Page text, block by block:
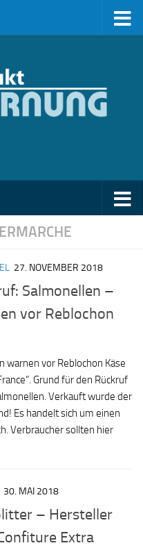
27. NOVEMBER 2018
Salmonellen –
vor Reblochon
warnen vor Reblochon Käse
Grund für den Rückruf
Verkauft wurde der
Es handelt sich um einen
Verbraucher sollten hier
30. MAI 2018
– Hersteller
Extra